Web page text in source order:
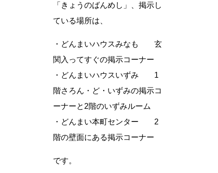
「きょうのばんめし」、掲示し
ている場所は、
・どんまいハウスみなも 玄
関入ってすぐの掲示コーナー
・どんまいハウスいずみ 1
階さろん・ど・いずみの掲示コ
ーナーと2階のいずみルーム
・どんまい本町センター 2
階の壁面にある掲示コーナー
です。